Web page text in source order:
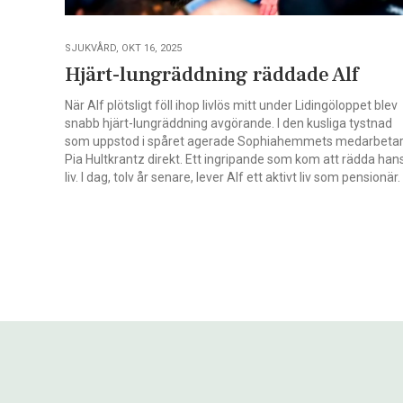
SJUKVÅRD, OKT 16, 2025
Hjärt-lungräddning räddade Alf
När Alf plötsligt föll ihop livlös mitt under Lidingöloppet blev
snabb hjärt-lungräddning avgörande. I den kusliga tystnad
som uppstod i spåret agerade Sophiahemmets
Pia Hultkrantz direkt. Ett ingripande som kom att rädda
liv. I dag, tolv år senare, lever Alf ett aktivt liv som pensionär.